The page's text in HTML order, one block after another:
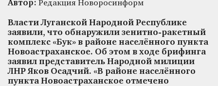
Автор: Редакция Новоросинформ
Власти Луганской Народной Республике
заявили, что обнаружили зенитно-ракетный
комплекс «Бук» в районе населённого пункта
Новоастраханское. Об этом в ходе брифинга
заявил представитель Народной милиции
ЛНР Яков Осадчий. «В районе населённого
пункта Новоастраханское отмечено